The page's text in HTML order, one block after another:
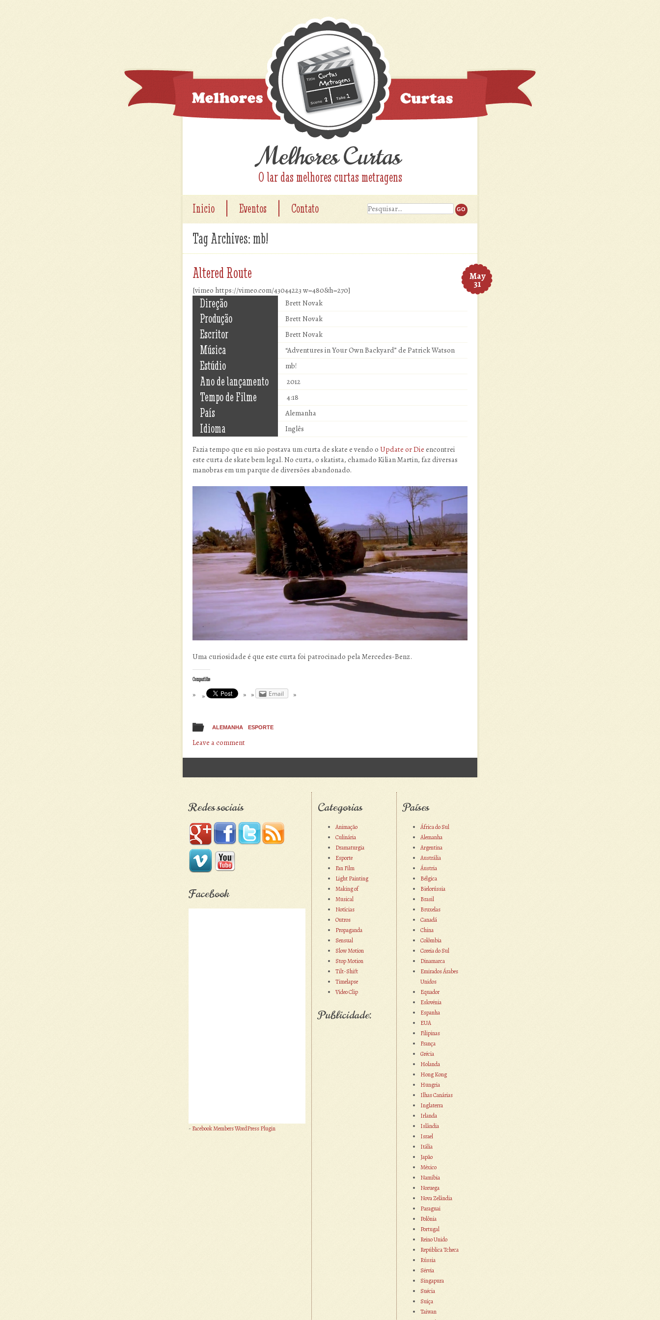
Melhores Curtas
O lar das melhores curtas metragens
Inicio Eventos Contato
Tag Archives:mb!
May
31
Altered Route
[vimeo https://vimeo.com/43044223 w=480&h=270]
Direção Brett Novak
Produção Brett Novak
Escritor Brett Novak
Música “Adventures in Your Own Backyard” de Patrick Watson
Estúdio mb!
Ano de lançamento 2012
Tempo de Filme 4:18
País Alemanha
Idioma Inglês
Fazia tempo que eu não postava um curta de skate e vendo o Update or Die encontrei
este curta de skate bem legal. No curta, o skatista, chamado Kilian Martin, faz diversas
manobras em um parque de diversões abandonado.
Uma curiosidade é que este curta foi patrocinado pela Mercedes-Benz.
Compartilhe
Email
ALEMANHA ESPORTE
Leave a comment
Post navigation
Redes sociais
Facebook
- Facebook Members WordPress Plugin
Categorias
Animação
Culinária
Dramaturgia
Esporte
Fan Film
Light Painting
Making of
Musical
Notícias
Outros
Propaganda
Sensual
Slow Motion
Stop Motion
Tilt-Shift
Timelapse
Vídeo Clip
Publicidade:
Países
África do Sul
Alemanha
Argentina
Austrália
Áustria
Bélgica
Bielorússia
Brasil
Bruxelas
Canadá
China
Colômbia
Coreia do Sul
Dinamarca
Emirados Árabes
Unidos
Equador
Eslovénia
Espanha
EUA
Filipinas
França
Grécia
Holanda
Hong Kong
Hungria
Ilhas Canárias
Inglaterra
Irlanda
Islândia
Israel
Itália
Japão
México
Namíbia
Noruega
Nova Zelândia
Paraguai
Polônia
Portugal
Reino Unido
República Tcheca
Rússia
Sérvia
Singapura
Suécia
Suíça
Taiwan